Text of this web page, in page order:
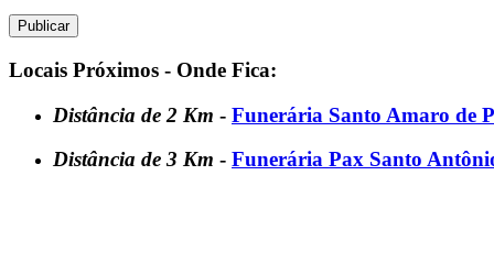
Locais Próximos - Onde Fica:
Distância de 2 Km - Funerária Santo Amaro de
Distância de 3 Km - Funerária Pax Santo